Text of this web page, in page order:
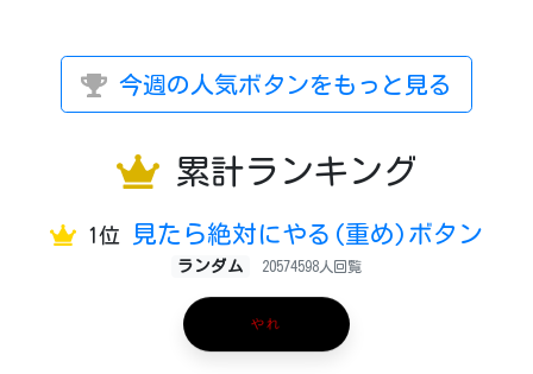
今週の人気ボタンをもっと見る
累計ランキング
1位 見たら絶対にやる(重め)ボタン
ランダム 20574598人回覧
やれ